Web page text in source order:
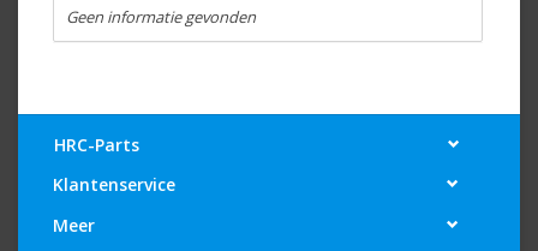
Geen informatie gevonden
HRC-Parts
Klantenservice
Meer